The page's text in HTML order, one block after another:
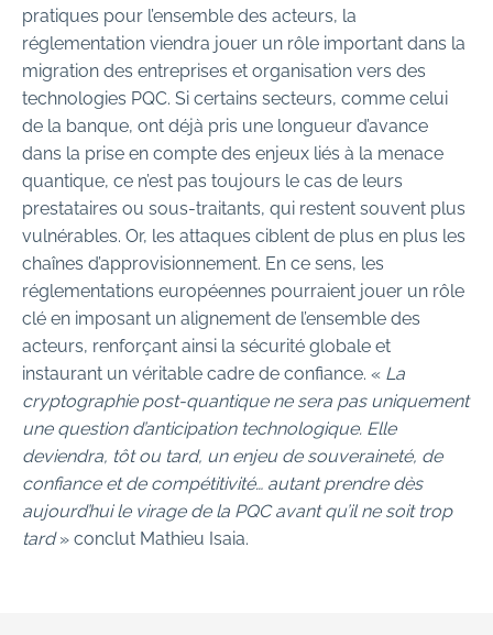
pratiques pour l’ensemble des acteurs, la
réglementation viendra jouer un rôle important dans la
migration des entreprises et organisation vers des
technologies PQC. Si certains secteurs, comme celui
de la banque, ont déjà pris une longueur d’avance
dans la prise en compte des enjeux liés à la menace
quantique, ce n’est pas toujours le cas de leurs
prestataires ou sous-traitants, qui restent souvent plus
vulnérables. Or, les attaques ciblent de plus en plus les
chaînes d’approvisionnement. En ce sens, les
réglementations européennes pourraient jouer un rôle
clé en imposant un alignement de l’ensemble des
acteurs, renforçant ainsi la sécurité globale et
instaurant un véritable cadre de confiance. « La
cryptographie post-quantique ne sera pas uniquement
une question d’anticipation technologique. Elle
deviendra, tôt ou tard, un enjeu de souveraineté, de
confiance et de compétitivité… autant prendre dès
aujourd’hui le virage de la PQC avant qu’il ne soit trop
tard» conclut Mathieu Isaia.